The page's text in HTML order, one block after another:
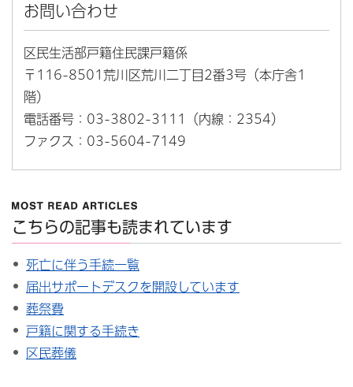
お問い合わせ
区民生活部戸籍住民課戸籍係
〒116-8501荒川区荒川二丁目2番3号（本庁舎1
階）
電話番号：03-3802-3111（内線：2354）
ファクス：03-5604-7149
こちらの記事も読まれています
死亡に伴う手続一覧
届出サポートデスクを開設しています
葬祭費
戸籍に関する手続き
区民葬儀